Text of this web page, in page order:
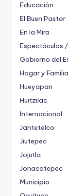
Educación
El Buen Pastor
En la Mira
Espectáculos
Gobierno del
Hogar y Familia
Hueyapan
Huitzilac
Internacional
Jantetelco
Jiutepec
Jojutla
Jonacatepec
Municipio